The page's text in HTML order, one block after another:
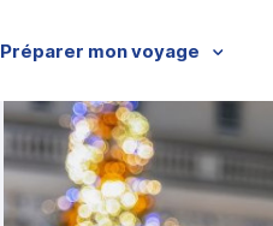
Préparer mon voyage